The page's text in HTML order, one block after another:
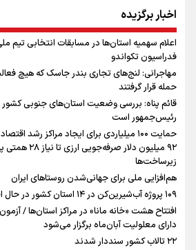
پیام استاندار قزوین به مناسبت سالروز شهادت
عباس بابایی
شمس اذر قزوین با 4 بازیکن قرارداد بست
بازدید معاون عمرانی استاندار از پروژه های
مشاور رسانه‌ای دفتر رییس‌جمهور تاکید
دستگاه‌های مختلف برای تبیین عملکرد دولت
آب، فاضلاب، پسماند و پروژه‌های نیمه‌تمام در
سفر به گیلان
بیش از یک میلیون زائر با ناوگان حمل‌ونقل
شدند/ انجام ۲۴ هزار سرویس حمل‌ونقل اربعینی
تردد زائران اربعین از مرز خسروی از یک میلیون
بازگشت زائران
تکمیل ساختمان سه بیمارستان بوشهر تا اوایل
مسیر جایگزین محور حاجی‌آباد به بندرعباس در
پرداخت ۴۳ میلیارد تومان تسهیلات خوداشتغالی به زندانیان بوشهر
اخبار برگزیده
اعلام سهمیه استان‌ها در مسابقات انتخابی تیم
فدراسیون تکواندو
مهاجرانی: لنج‌های تجاری بندر جاسک که هیچ
حمله قرار گرفتند
قائم پناه: بررسی وضعیت استان‌های جنوبی کشور
رئیس‌جمهور است
۹۲ میلیون دلار
زیرساخت‌ها
هم‌افزایی ملی برای جهانی‌شدن روستاهای ایران
۱۰۹ پروژه آب‌شیرین‌کن در ۱۴ استان کشور در حال اجراست
افتتاح هشت «خانه مانا» در مراکز استان‌ها /
دارای معلولیت آبان‌ماه برگزار می‌شود
۲۲ تالاب کشور سنددار شدند